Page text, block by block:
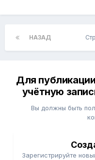
НАЗАД
Для
учётную
Вы должны быть
Зарегистрируйте